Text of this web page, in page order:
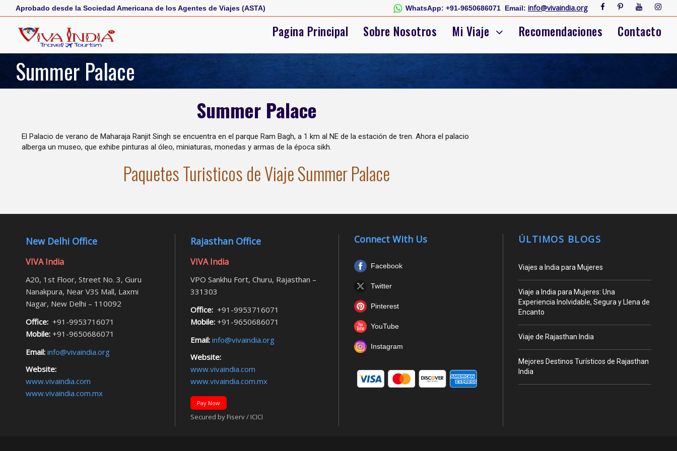
Aprobado desde la Sociedad Americana de los Agentes de Viajes (ASTA) WhatsApp: +91-9650686071 Email: info@vivaindia.org
Pagina Principal Sobre Nosotros Mi Viaje Recomendaciones Contacto
Summer Palace
Summer Palace
El Palacio de verano de Maharaja Ranjit Singh se encuentra en el parque Ram Bagh, a 1 km al NE de la estación de tren. Ahora el palacio
alberga un museo, que exhibe pinturas al óleo, miniaturas, monedas y armas de la época sikh.
Paquetes Turisticos de Viaje Summer Palace
New Delhi Office
VIVA India
A20, 1st Floor, Street No. 3, Guru
Nanakpura, Near V3S Mall, Laxmi
Nagar, New Delhi – 110092
Office: +91-9953716071
Mobile: +91-9650686071
Email: info@vivaindia.org
Website:
www.vivaindia.com
www.vivaindia.com.mx
Rajasthan Office
VIVA India
VPO Sankhu Fort, Churu, Rajasthan –
331303
Office:+91-9953716071
Mobile:+91-9650686071
Email:info@vivaindia.org
Website:
www.vivaindia.com
www.vivaindia.com.mx
Pay Now
Secured by Fiserv / ICICI
Connect With Us
Facebook
Twitter
Pinterest
YouTube
Instagram
ÚLTIMOS BLOGS
Viajes a India para Mujeres
Viaje a India para Mujeres: Una
Experiencia Inolvidable, Segura y Llena de
Encanto
Viaje de Rajasthan India
Mejores Destinos Turísticos de Rajasthan
India